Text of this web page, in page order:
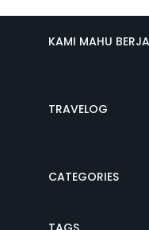
KAMI MAHU
TRAVELOG
CATEGORIES